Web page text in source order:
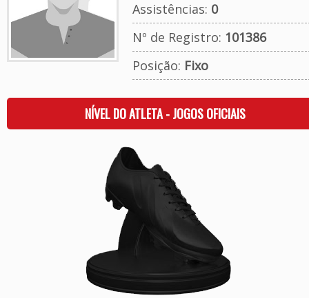
Assistências: 0
Nº de Registro: 101386
Posição: Fixo
NÍVEL DO ATLETA - JOGOS OFICIAIS